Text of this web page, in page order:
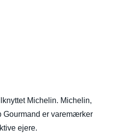
Michelin. Michelin,
Gourmand er varemærker
ejere.